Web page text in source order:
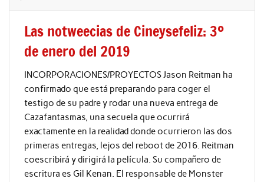
Las notweecias de Cineysefeliz: 3º
de enero del 2019
INCORPORACIONES/PROYECTOS Jason Reitman ha
confirmado que está preparando para coger el
testigo de su padre y rodar una nueva entrega de
Cazafantasmas, una secuela que ocurrirá
exactamente en la realidad donde ocurrieron las dos
primeras entregas, lejos del reboot de 2016. Reitman
coescribirá y dirigirá la película. Su compañero de
escritura es Gil Kenan. El responsable de Monster